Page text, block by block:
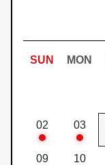
SUN MON
02 03
09 10